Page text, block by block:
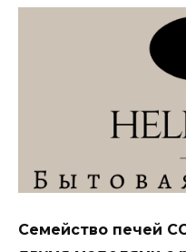
Семейство печей